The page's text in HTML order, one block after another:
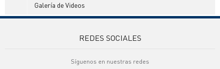
Galería de Videos
REDES SOCIALES
Síguenos en nuestras redes